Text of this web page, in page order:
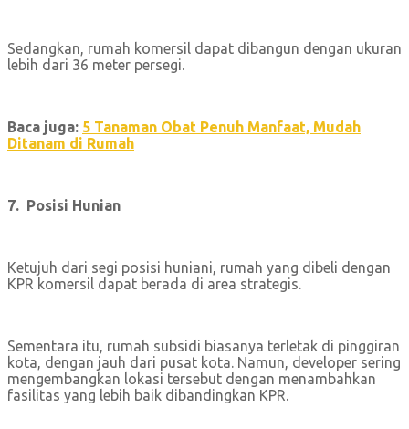
Sedangkan, rumah komersil dapat dibangun dengan ukuran
lebih dari 36 meter persegi.
Baca juga: 5 Tanaman Obat Penuh Manfaat, Mudah
Ditanam di Rumah
7. Posisi Hunian
Ketujuh dari segi posisi huniani, rumah yang dibeli dengan
KPR komersil dapat berada di area strategis.
Sementara itu, rumah subsidi biasanya terletak di pinggiran
kota, dengan jauh dari pusat kota. Namun, developer sering
mengembangkan lokasi tersebut dengan menambahkan
fasilitas yang lebih baik dibandingkan KPR.